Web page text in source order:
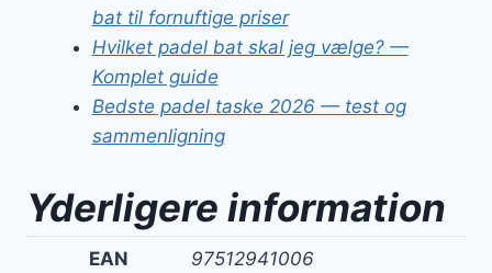
bat til fornuftige priser
Hvilket padel bat skal jeg vælge? —
Komplet guide
Bedste padel taske 2026 — test og
sammenligning
Yderligere information
EAN 97512941006